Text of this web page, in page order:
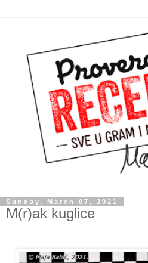
Sunday, March 07, 2021
M(r)ak kuglice